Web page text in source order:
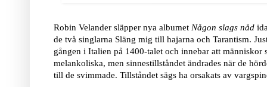
Robin Velander släpper nya albumet Någon slags nåd
de två singlarna Släng mig till hajarna och Tarantism.
gången i Italien på 1400-talet och innebar att människor
melankoliska, men sinnestillståndet ändrades när de
till de svimmade. Tillståndet sägs ha orsakats av